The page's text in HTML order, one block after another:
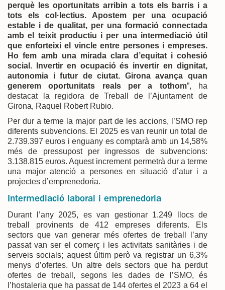
perquè les oportunitats arribin a tots els barris i a
tots els col·lectius. Apostem per una ocupació
estable i de qualitat, per una formació connectada
amb el teixit productiu i per una intermediació útil
que enforteixi el vincle entre persones i empreses.
Ho fem amb una mirada clara d’equitat i cohesió
social. Invertir en ocupació és invertir en dignitat,
autonomia i futur de ciutat. Girona avança quan
generem oportunitats reals per a tothom”, ha
destacat la regidora de Treball de l’Ajuntament de
Girona, Raquel Robert Rubio.
Per dur a terme la major part de les accions, l’SMO rep
diferents subvencions. El 2025 es van reunir un total de
2.739.397 euros i enguany es comptarà amb un 14,58%
més de pressupost per ingressos de subvencions:
3.138.815 euros. Aquest increment permetrà dur a terme
una major atenció a persones en situació d’atur i a
projectes d’emprenedoria.
Intermediació laboral i emprenedoria
Durant l’any 2025, es van gestionar 1.249 llocs de
treball provinents de 412 empreses diferents. Els
sectors que van generar més ofertes de treball l’any
passat van ser el comerç i les activitats sanitàries i de
serveis socials; aquest últim però va registrar un 6,3%
menys d’ofertes. Un altre dels sectors que ha perdut
ofertes de treball, segons les dades de l’SMO, és
l’hostaleria que ha passat de 144 ofertes el 2023 a 64 el